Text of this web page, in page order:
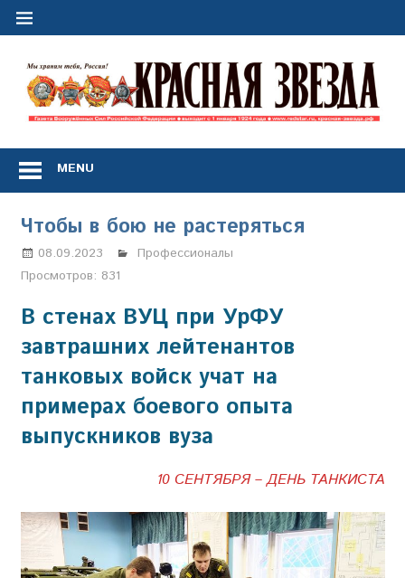
Перейти
Сил
Российской
Федерации
*
выходит
с
января
1924
года
MENU
Чтобы в бою не растеряться
08.09.2023 Марина Щербакова
Профессионалы
Просмотров: 831
В стенах ВУЦ при УрФУ
завтрашних лейтенантов
танковых войск учат на
примерах боевого опыта
выпускников вуза
10 СЕНТЯБРЯ – ДЕНЬ ТАНКИСТА